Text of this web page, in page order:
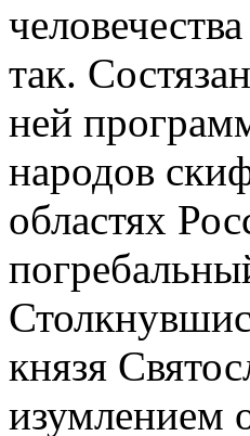
так.
ней
народов
областях
князя
изумлением